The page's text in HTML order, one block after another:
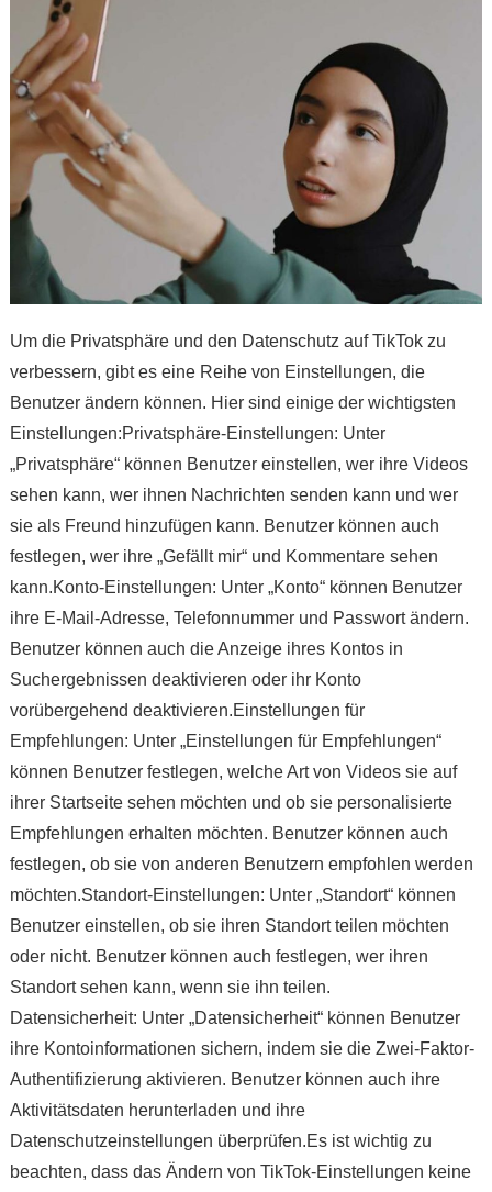
Um die Privatsphäre und den Datenschutz auf TikTok zu
verbessern, gibt es eine Reihe von Einstellungen, die
Benutzer ändern können. Hier sind einige der wichtigsten
Einstellungen:Privatsphäre-Einstellungen: Unter
„Privatsphäre“ können Benutzer einstellen, wer ihre Videos
sehen kann, wer ihnen Nachrichten senden kann und wer
sie als Freund hinzufügen kann. Benutzer können auch
festlegen, wer ihre „Gefällt mir“ und Kommentare sehen
kann.Konto-Einstellungen: Unter „Konto“ können Benutzer
ihre E-Mail-Adresse, Telefonnummer und Passwort ändern.
Benutzer können auch die Anzeige ihres Kontos in
Suchergebnissen deaktivieren oder ihr Konto
vorübergehend deaktivieren.Einstellungen für
Empfehlungen: Unter „Einstellungen für Empfehlungen“
können Benutzer festlegen, welche Art von Videos sie auf
ihrer Startseite sehen möchten und ob sie personalisierte
Empfehlungen erhalten möchten. Benutzer können auch
festlegen, ob sie von anderen Benutzern empfohlen werden
möchten.Standort-Einstellungen: Unter „Standort“ können
Benutzer einstellen, ob sie ihren Standort teilen möchten
oder nicht. Benutzer können auch festlegen, wer ihren
Standort sehen kann, wenn sie ihn teilen.
Datensicherheit: Unter „Datensicherheit“ können Benutzer
ihre Kontoinformationen sichern, indem sie die Zwei-Faktor-
Authentifizierung aktivieren. Benutzer können auch ihre
Aktivitätsdaten herunterladen und ihre
Datenschutzeinstellungen überprüfen.Es ist wichtig zu
beachten, dass das Ändern von TikTok-Einstellungen keine